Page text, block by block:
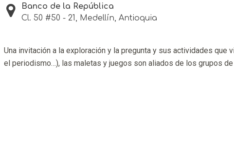
Banco de la República
Cl. 50 #50 - 21, Medellín, Antioquia
Una invitación a la exploración y la pregunta y sus actividades
el periodismo…), las maletas y juegos son aliados de los grupos